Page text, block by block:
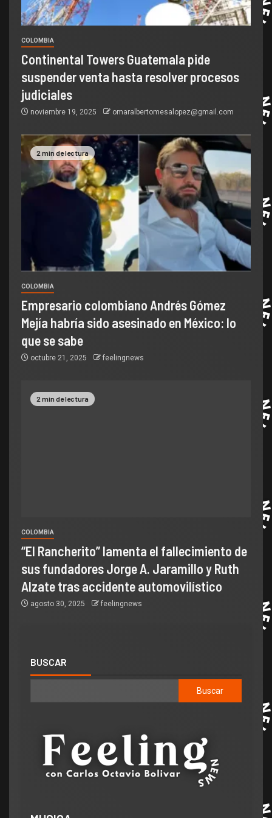
COLOMBIA
Continental Towers Guatemala pide
suspender venta hasta resolver procesos
judiciales
noviembre 19, 2025 omaralbertomesalopez@gmail.com
2 min de lectura
COLOMBIA
Empresario colombiano Andrés Gómez
Mejía habría sido asesinado en México: lo
que se sabe
octubre 21, 2025 feelingnews
2 min de lectura
COLOMBIA
“El Rancherito” lamenta el fallecimiento de
sus fundadores Jorge A. Jaramillo y Ruth
Alzate tras accidente automovilístico
agosto 30, 2025 feelingnews
BUSCAR
Buscar